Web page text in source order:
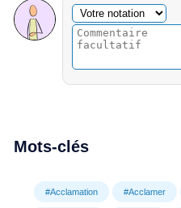
Commentaire facultatif
Votre notation
Mots-clés
#Acclamation #Acclamer